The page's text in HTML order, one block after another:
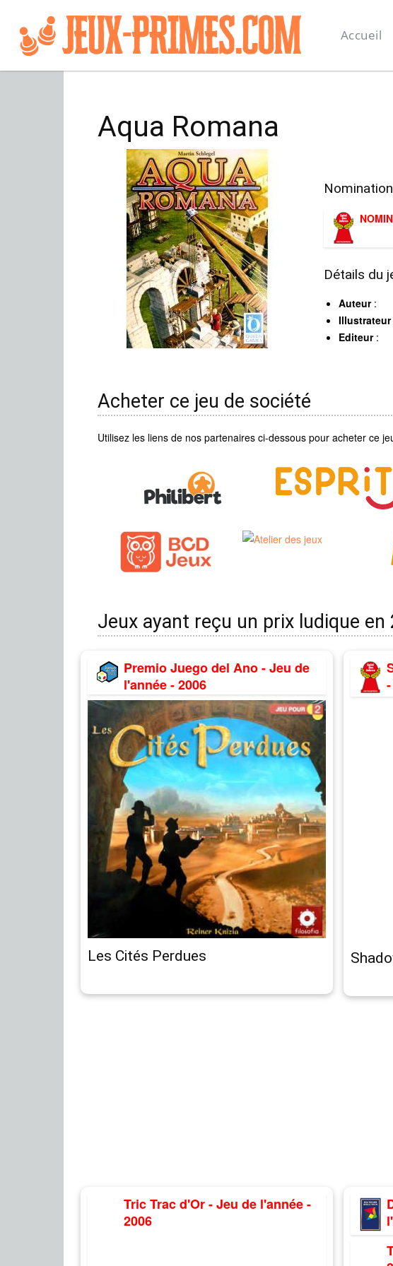
Accueil
Aqua Romana
Détails du
Auteur:
Illustrateur
Editeur:
Acheter ce jeu de société
Utilisez les liens de nos partenaires ci-dessous pour acheter ce
Jeux ayant reçu un prix ludique en
Premio Juego del Ano - Jeu de
l'année - 2006
Les Cités Perdues
Tric Trac d'Or - Jeu de l'année -
2006